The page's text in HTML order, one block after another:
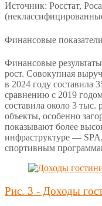
Источник: Росстат,
Финансовые показатели
Финансовые
рост. Совокупная
в 2024 году составила
сравнению с 2019
составила около 3
объекты, особенно
показывают более
инфраструктуре —
спортивным
Рис. 3 - Доходы